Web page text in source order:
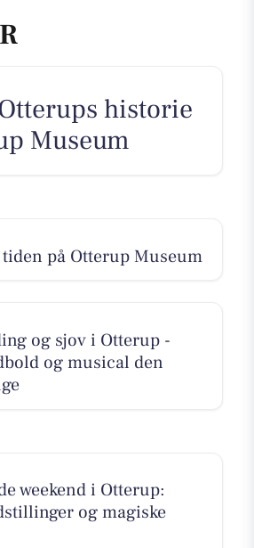
historie
Museum
på Otterup Museum
og sjov i Otterup -
og musical den
weekend i Otterup:
og magiske